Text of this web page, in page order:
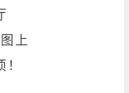
上